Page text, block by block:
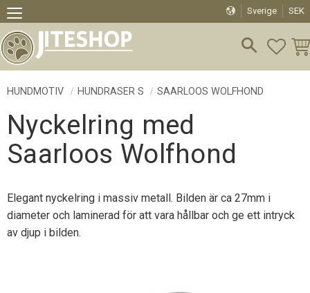
Meny
Sverige SEK
HUNDMOTIV HUNDRASER S SAARLOOS WOLFHOND
Nyckelring med
Saarloos Wolfhond
Elegant nyckelring i massiv metall. Bilden är ca 27mm i
diameter och laminerad för att vara hållbar och ge ett intryck
av djup i bilden.